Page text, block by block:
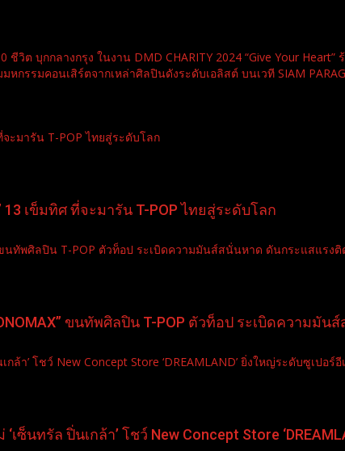
วิต บุกกลางกรุง ในงาน DMD CHARITY 2024 “Give Your
รรมคอนเสิร์ตจากเหล่าศิลปินดังระดับเอลิสต์ บนเวที SIAM
จะมารัน T-POP ไทยสู่ระดับโลก
13 เข็มทิศ ที่จะมารัน T-POP ไทยสู่ระดับโลก
ขนทัพศิลปิน T-POP ตัวท็อป ระเบิดความมันส์สนั่นหาด ดันกระแสแรงติ
ขนทัพศิลปิน T-POP ตัวท็อป ระเบิดความ
ล้า’ โชว์ New Concept Store ‘DREAMLAND’ ยิ่งใหญ่ระดับซูเปอร์อี
เซ็นทรัล ปิ่นเกล้า’ โชว์ New Concept Store